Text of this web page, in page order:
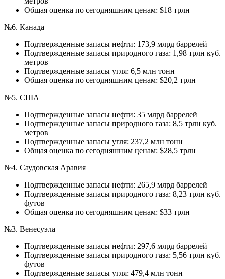
Общая оценка по сегодняшним ценам: $18 трлн
№6. Канада
Подтвержденные запасы нефти: 173,9 млрд баррелей
Подтвержденные запасы природного газа: 1,98 трлн куб.
метров
Подтвержденные запасы угля: 6,5 млн тонн
Общая оценка по сегодняшним ценам: $20,2 трлн
№5. США
Подтвержденные запасы нефти: 35 млрд баррелей
Подтвержденные запасы природного газа: 8,5 трлн куб.
метров
Подтвержденные запасы угля: 237,2 млн тонн
Общая оценка по сегодняшним ценам: $28,5 трлн
№4. Саудовская Аравия
Подтвержденные запасы нефти: 265,9 млрд баррелей
Подтвержденные запасы природного газа: 8,23 трлн куб.
футов
Общая оценка по сегодняшним ценам: $33 трлн
№3. Венесуэла
Подтвержденные запасы нефти: 297,6 млрд баррелей
Подтвержденные запасы природного газа: 5,56 трлн куб.
футов
Подтвержденные запасы угля: 479,4 млн тонн